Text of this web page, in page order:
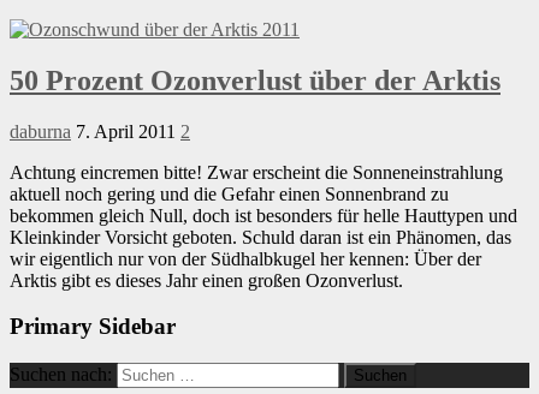
50 Prozent Ozonverlust über der Arktis
daburna 7. April 2011 2
Achtung eincremen bitte! Zwar erscheint die Sonneneinstrahlung
aktuell noch gering und die Gefahr einen Sonnenbrand zu
bekommen gleich Null, doch ist besonders für helle Hauttypen und
Kleinkinder Vorsicht geboten. Schuld daran ist ein Phänomen, das
wir eigentlich nur von der Südhalbkugel her kennen: Über der
Arktis gibt es dieses Jahr einen großen Ozonverlust.
Primary Sidebar
Suchen nach: